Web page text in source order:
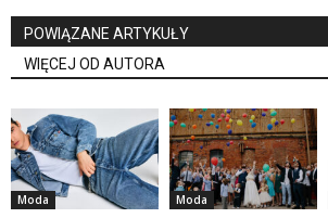
POWIĄZANE ARTYKUŁY
WIĘCEJ OD AUTORA
Moda Moda